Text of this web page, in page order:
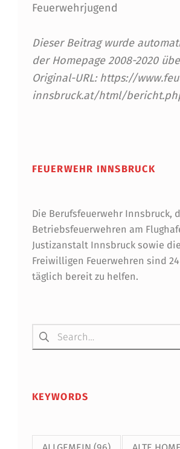
Feuerwehrjugend
Dieser Beitrag wurde
der Homepage 2008-2020
Original-URL: https://
innsbruck.at/html/
FEUERWEHR INNSBRUCK
Die Berufsfeuerwehr Innsbruck,
Betriebsfeuerwehren am
Justizanstalt Innsbruck sowie
Freiwilligen Feuerwehren sind
täglich bereit zu helfen.
Suchen nach:
KEYWORDS